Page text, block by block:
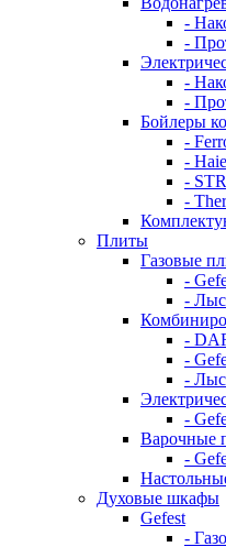
-
-
-
-
Бойлеры
-
-
-
-
Плиты
Газовые
-
-
-
-
-
-
Варочные
-
Духовые шкафы
Gefest
-